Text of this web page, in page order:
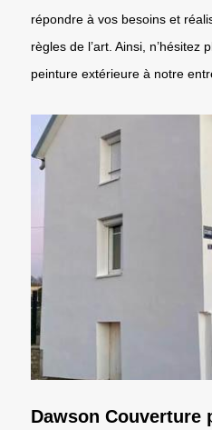
répondre à vos besoins et
règles de l’art. Ainsi,
peinture extérieure à notre
Dawson Couverture